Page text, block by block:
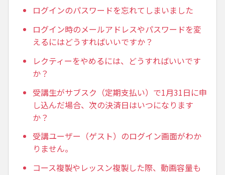
ログインのパスワードを忘れてしまいました
ログイン時のメールアドレスやパスワードを変
えるにはどうすればいいですか？
レクティーをやめるには、どうすればいいです
か？
受講生がサブスク（定期支払い）で1月31日に申
し込んだ場合、次の決済日はいつになります
か？
受講ユーザー（ゲスト）のログイン画面がわか
りません。
コース複製やレッスン複製した際、動画容量も